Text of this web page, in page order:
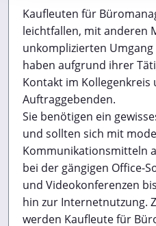
Ihrer Verwendung unserer
Medien, Werbung und
Informationen
ihnen bereitgestellt haben
Dienste gesammelt haben.
Cookies, wenn Sie unsere
Datenschutzerklärung
Impressum
Kaufleuten für
leichtfallen, mit anderen
unkomplizierten Umgang
haben aufgrund ihrer
Kontakt im Kollegenkreis
Auftraggebenden.
Sie benötigen ein
und sollten sich mit
Kommunikationsmitteln
bei der gängigen Office-
und Videokonferenzen bis
hin zur Internetnutzung.
werden Kaufleute für